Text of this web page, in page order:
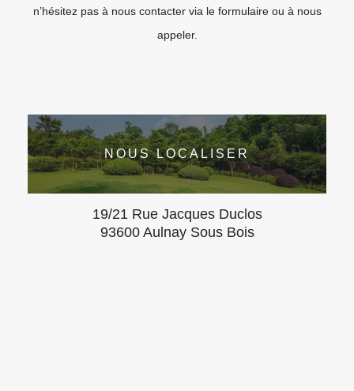
n’hésitez pas à nous contacter via le formulaire ou à nous
appeler.
NOUS LOCALISER
19/21 Rue Jacques Duclos
93600 Aulnay Sous Bois